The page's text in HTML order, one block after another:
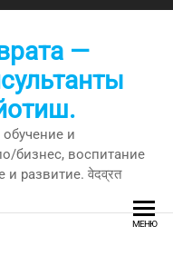
—
и
бизнес, воспитание
развитие. वेदव्रत
МЕНЮ